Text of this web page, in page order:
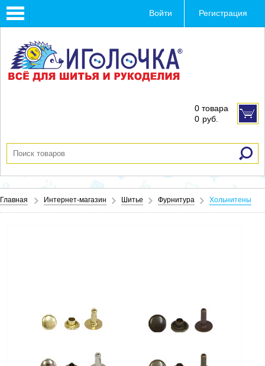
Toggle
navigation
Войти Регистрация
0 товара
0 руб.
Главная Интернет-магазин Шитье Фурнитура Хольнитены